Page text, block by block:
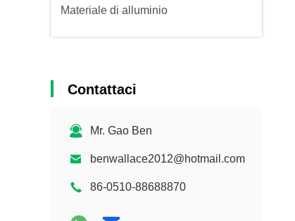
Materiale di alluminio
Contattaci
Mr. Gao Ben
benwallace2012@hotmail.com
86-0510-88688870